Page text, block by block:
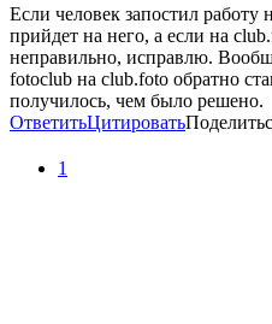
Если человек запостил работу
прийдет на него, а если на
неправильно, исправлю.
fotoclub на club.foto обратно
получилось, чем было решено.
ОтветитьЦитировать
1